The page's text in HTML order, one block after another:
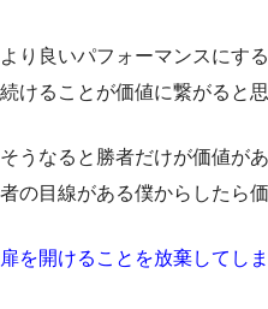
より良いパフォーマンスにす
続けることが価値に繋がると思
そうなると勝者だけが価値が
者の目線がある僕からしたら価
扉を開けることを放棄してし